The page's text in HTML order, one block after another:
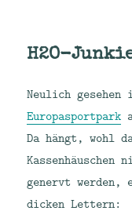
H2O-
Neulich
Europasportpark
Da hängt, wohl
Kassenhäuschen
genervt werden,
dicken Lettern: